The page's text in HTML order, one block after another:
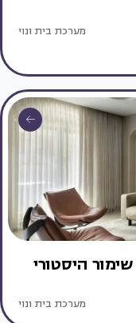
מערכת בית ונוי
היסטורי
מערכת בית ונוי